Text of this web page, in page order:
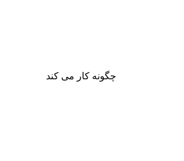
چگونه کار می کند